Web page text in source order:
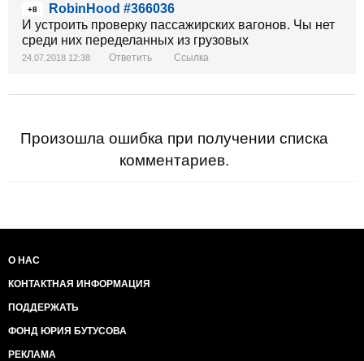
правлять доларові мільярдери , тобто патологічні
злодюги , місце яких тільки на нарах за колючкою .
Це і є головною причиною , безвідповідальність то
лише інструмент. А риба все таки гниє з голови.
+8
RobinHood #366036
И устроить проверку пассажирских вагонов. Чы нет
среди них переделанных из грузовых
24.07.2018 12:38 Ответить Ссылка
Произошла ошибка при получении списка
комментариев.
О НАС
КОНТАКТНАЯ ИНФОРМАЦИЯ
ПОДДЕРЖАТЬ
ФОНД ЮРИЯ БУТУСОВА
РЕКЛАМА